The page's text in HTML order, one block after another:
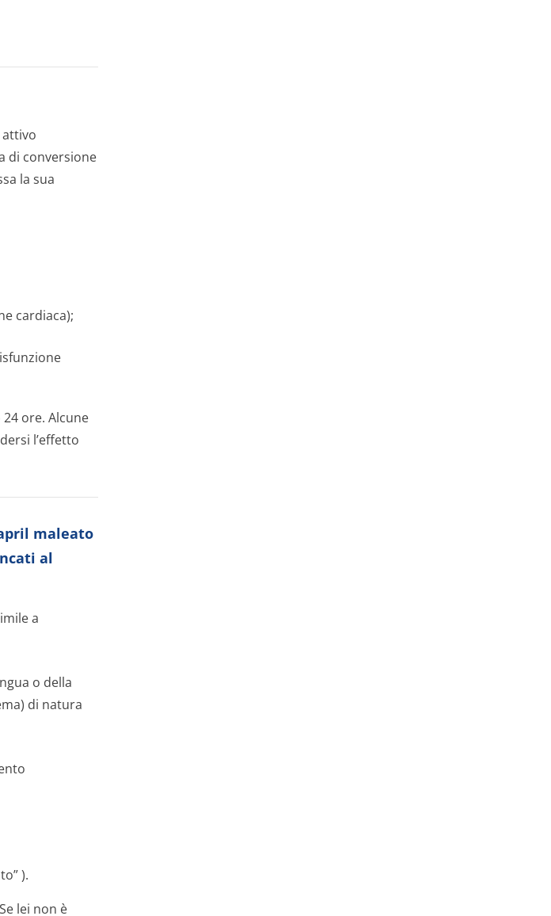
di conversione
la sua
cardiaca);
ore. Alcune
l’effetto
maleato
al
a
o della
di natura
).
lei non è